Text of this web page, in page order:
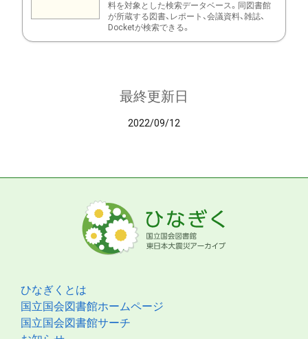
料を対象とした検索データベース。同図書館
が所蔵する図書、レポート、会議資料、雑誌、
Docketが検索できる。
最終更新日
2022/09/12
ひなぎくとは
国立国会図書館ホームページ
国立国会図書館サーチ